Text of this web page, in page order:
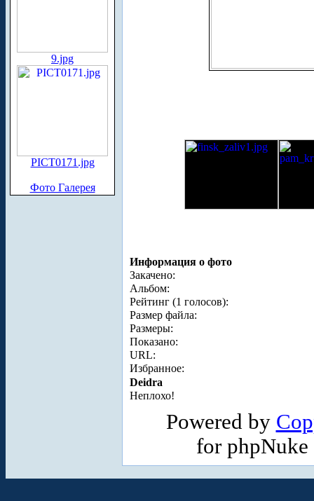
9.jpg
PICT0171.jpg
Фото Галерея
Информация о фото
Закачено:
Альбом:
Рейтинг (1 голосов):
Размер файла:
Размеры:
Показано:
URL:
Избранное:
Deidra
Неплохо!
Powered by
for